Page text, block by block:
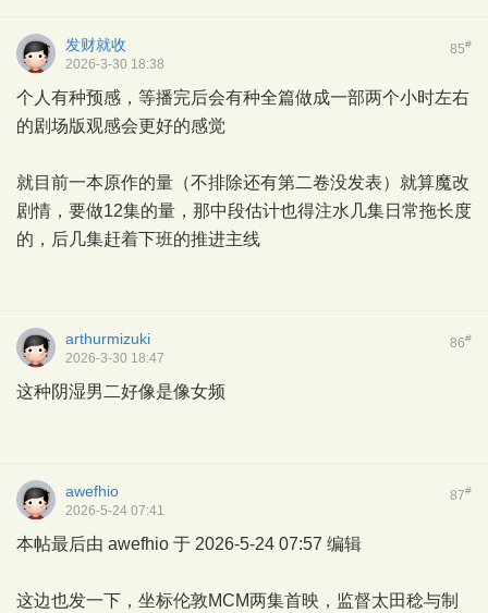
85#
发财就收
2026-3-30 18:38
个人有种预感，等播完后会有种全篇做成一部两个小时左右
的剧场版观感会更好的感觉
就目前一本原作的量（不排除还有第二卷没发表）就算魔改
剧情，要做12集的量，那中段估计也得注水几集日常拖长度
的，后几集赶着下班的推进主线
86#
arthurmizuki
2026-3-30 18:47
这种阴湿男二好像是像女频
87#
awefhio
2026-5-24 07:41
本帖最后由 awefhio 于 2026-5-24 07:57 编辑
这边也发一下，坐标伦敦MCM两集首映，监督太田稔与制